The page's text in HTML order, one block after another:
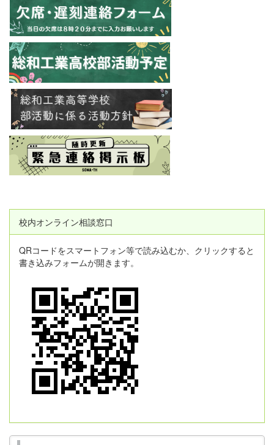
校内オンライン相談窓口
QRコードをスマートフォン等で読み込むか、クリックすると
書き込みフォームが開きます。